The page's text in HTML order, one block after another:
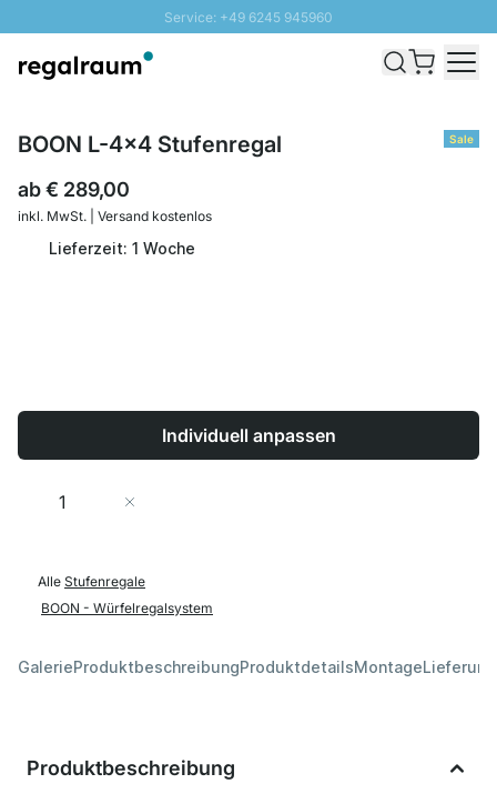
Service: +49 6245 945960
Schnelle Lieferung - Gratis Versand ab 100€
Sale
BOON L-4x4 Stufenregal
ab€ 289,00
inkl. MwSt. | Versand kostenlos
Lieferzeit: 1 Woche
Individuell anpassen
Menge
Alle Stufenregale
BOON - Würfelregalsystem
GalerieProduktbeschreibungProduktdetailsMontage
Produktbeschreibung